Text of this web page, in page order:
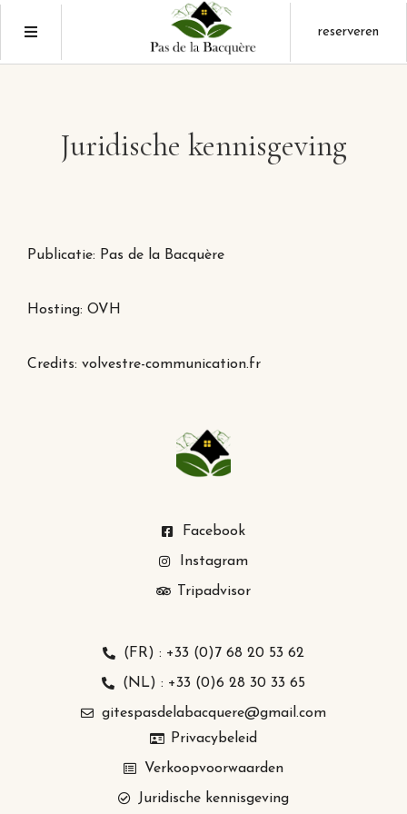
reserveren
Juridische kennisgeving
Publicatie: Pas de la Bacquère
Hosting: OVH
Credits: volvestre-communication.fr
Facebook
Instagram
Tripadvisor
(FR) : +33 (0)7 68 20 53 62
(NL) : +33 (0)6 28 30 33 65
gitespasdelabacquere@gmail.com
Privacybeleid
Verkoopvoorwaarden
Juridische kennisgeving